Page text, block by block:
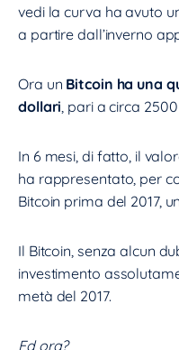
vedi la curva ha avuto
a partire dall’inverno
Ora un Bitcoin ha una
dollari, pari a circa
In 6 mesi, di fatto, il
ha rappresentato, per
Bitcoin prima del 2017,
Il Bitcoin, senza alcun
investimento
metà del 2017.
Ed ora?